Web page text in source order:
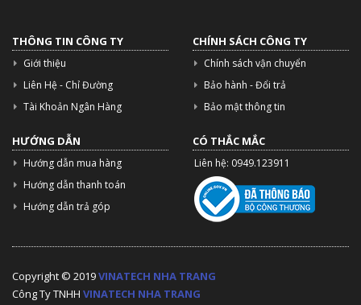
THÔNG TIN CÔNG TY
Giới thiệu
Liên Hệ - Chỉ Đường
Tài Khoản Ngân Hàng
CHÍNH SÁCH CÔNG TY
Chính sách vận chuyển
Bảo hành - Đổi trả
Bảo mật thông tin
HƯỚNG DẪN
Hướng dẫn mua hàng
Hướng dẫn thanh toán
Hướng dẫn trả góp
CÓ THẮC MẮC
Liên hệ: 0949.123911
Copyright © 2019VINATECH NHA TRANG
Công Ty TNHH VINATECH NHA TRANG